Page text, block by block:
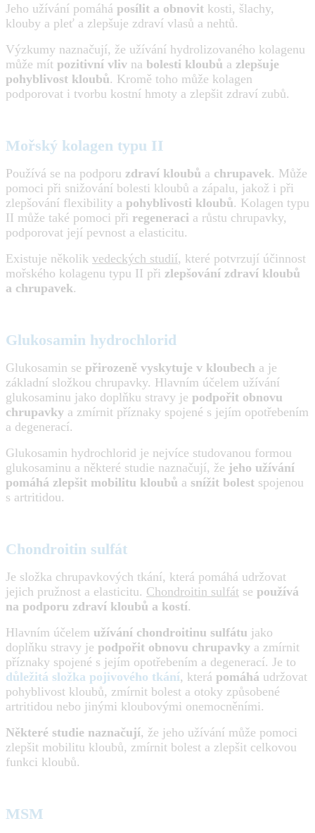
Jeho užívání pomáhá posílit a obnovit kosti, šlachy,
klouby a pleť a zlepšuje zdraví vlasů a nehtů.
Výzkumy naznačují, že užívání hydrolizovaného kolagenu
může mít pozitivní vliv na bolesti kloubů a zlepšuje
pohyblivost kloubů. Kromě toho může kolagen
podporovat i tvorbu kostní hmoty a zlepšit zdraví zubů.
Mořský kolagen typu II
Používá se na podporu zdraví kloubů a chrupavek. Může
pomoci při snižování bolesti kloubů a zápalu, jakož i při
zlepšování flexibility a pohyblivosti kloubů. Kolagen typu
II může také pomoci při regeneraci a růstu chrupavky,
podporovat její pevnost a elasticitu.
Existuje několik vedeckých studií, které potvrzují účinnost
mořského kolagenu typu II při zlepšování zdraví kloubů
a chrupavek.
Glukosamin hydrochlorid
Glukosamin se přirozeně vyskytuje v kloubech a je
základní složkou chrupavky. Hlavním účelem užívání
glukosaminu jako doplňku stravy je podpořit obnovu
chrupavky a zmírnit příznaky spojené s jejím opotřebením
a degenerací.
Glukosamin hydrochlorid je nejvíce studovanou formou
glukosaminu a některé studie naznačují, že jeho užívání
pomáhá zlepšit mobilitu kloubů a snížit bolest spojenou
s artritidou.
Chondroitin sulfát
Je složka chrupavkových tkání, která pomáhá udržovat
jejich pružnost a elasticitu. Chondroitin sulfát se používá
na podporu zdraví kloubů a kostí.
Hlavním účelem užívání chondroitinu sulfátu jako
doplňku stravy je podpořit obnovu chrupavky a zmírnit
příznaky spojené s jejím opotřebením a degenerací. Je to
důležitá složka pojivového tkání, která pomáhá udržovat
pohyblivost kloubů, zmírnit bolest a otoky způsobené
artritidou nebo jinými kloubovými onemocněními.
Některé studie naznačují, že jeho užívání může pomoci
zlepšit mobilitu kloubů, zmírnit bolest a zlepšit celkovou
funkci kloubů.
MSM